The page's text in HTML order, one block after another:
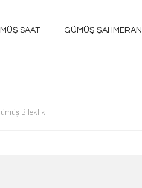
SAAT GÜMÜŞ ŞAHMERAN
Bileklik